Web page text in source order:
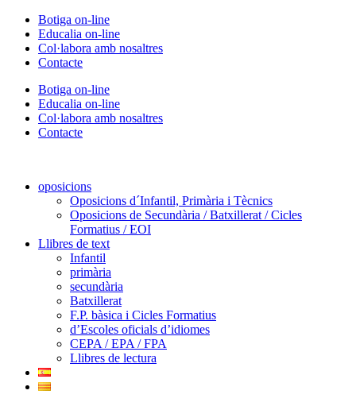
contingut
Botiga on-line
Educalia on-line
Col·labora amb nosaltres
Contacte
Botiga on-line
Educalia on-line
Col·labora amb nosaltres
Contacte
oposicions
Oposicions d´Infantil, Primària i Tècnics
Oposicions de Secundària / Batxillerat / Cicles
Formatius / EOI
Llibres de text
Infantil
primària
secundària
Batxillerat
F.P. bàsica i Cicles Formatius
d’Escoles oficials d’idiomes
CEPA / EPA / FPA
Llibres de lectura